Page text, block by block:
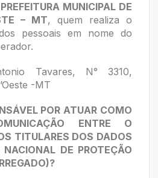
PREFEITURA MUNICIPAL DE
– MT, quem realiza o
pessoais em nome do
Tavares, N° 3310,
-MT
POR ATUAR COMO
ENTRE O
TITULARES DOS DADOS
DE PROTEÇÃO